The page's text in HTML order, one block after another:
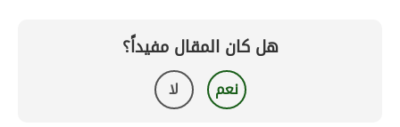
هل كان المقال مفيداً؟
نعم لا